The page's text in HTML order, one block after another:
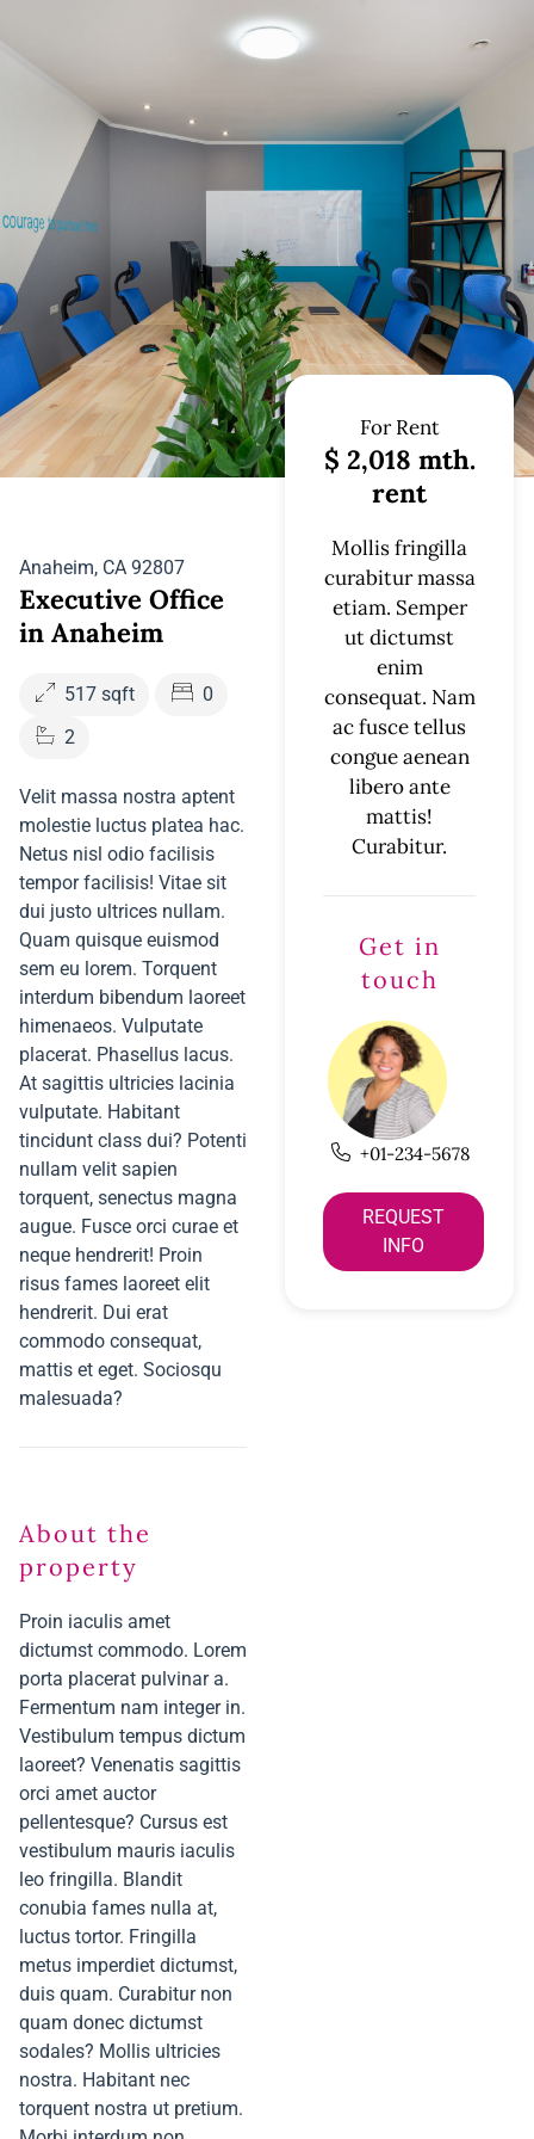
Anaheim, CA 92807
Executive Office
in Anaheim
517 sqft
0
2
Velit massa nostra aptent
molestie luctus platea hac.
Netus nisl odio facilisis
tempor facilisis! Vitae sit
dui justo ultrices nullam.
Quam quisque euismod
sem eu lorem. Torquent
interdum bibendum laoreet
himenaeos. Vulputate
placerat. Phasellus lacus.
At sagittis ultricies lacinia
vulputate. Habitant
tincidunt class dui? Potenti
nullam velit sapien
torquent, senectus magna
augue. Fusce orci curae et
neque hendrerit! Proin
risus fames laoreet elit
hendrerit. Dui erat
commodo consequat,
mattis et eget. Sociosqu
malesuada?
About the
property
Proin iaculis amet
dictumst commodo. Lorem
porta placerat pulvinar a.
Fermentum nam integer in.
Vestibulum tempus dictum
laoreet? Venenatis sagittis
orci amet auctor
pellentesque? Cursus est
vestibulum mauris iaculis
leo fringilla. Blandit
conubia fames nulla at,
luctus tortor. Fringilla
metus imperdiet dictumst,
duis quam. Curabitur non
quam donec dictumst
sodales? Mollis ultricies
nostra. Habitant nec
torquent nostra ut pretium.
For Rent
$ 2,018 mth.
rent
Mollis fringilla
curabitur massa
etiam. Semper
ut dictumst
enim
consequat. Nam
ac fusce tellus
congue aenean
libero ante
mattis!
Curabitur.
Get in
touch
+01-234-5678
REQUEST
INFO